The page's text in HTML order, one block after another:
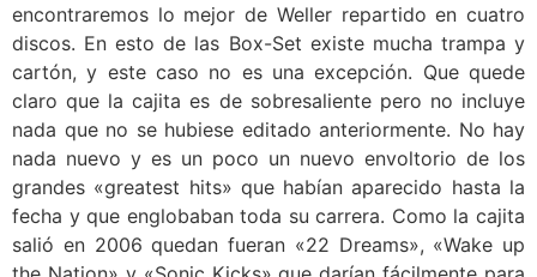
encontraremos lo mejor de Weller repartido en cuatro
discos. En esto de las Box-Set existe mucha trampa y
cartón, y este caso no es una excepción. Que quede
claro que la cajita es de sobresaliente pero no incluye
nada que no se hubiese editado anteriormente. No hay
nada nuevo y es un poco un nuevo envoltorio de los
grandes «greatest hits» que habían aparecido hasta la
fecha y que englobaban toda su carrera. Como la cajita
salió en 2006 quedan fueran «22 Dreams», «Wake up